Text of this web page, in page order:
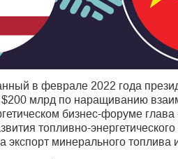
в феврале 2022 года
$200 млрд по наращиванию
бизнес-форуме
топливно-
экспорт минерального топлива